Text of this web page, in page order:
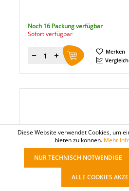
Noch 16 Packung verfügbar
Sofort verfügbar
Menge
Merken
Diese Website verwendet Cookies, um
bieten zu können. Mehr
NUR TECHNISCH NOTWENDIGE
ALLE COOKIES